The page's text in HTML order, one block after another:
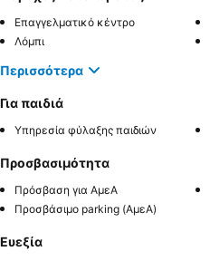
Επαγγελματικό κέντρο
Λόμπι
Περισσότερα
Για παιδιά
Υπηρεσία φύλαξης παιδιών
Προσβασιμότητα
Πρόσβαση για ΑμεΑ
Προσβάσιμο parking (ΑμεΑ)
Ευεξία